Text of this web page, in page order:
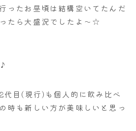
ったお昼頃は結構空いてたんだ
たら大盛況でしたよ～☆
代目(現行)も個人的に飲み比べ
時も新しい方が美味しいと思っ